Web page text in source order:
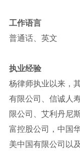
工作语言
普通话、英文
执业经验
杨律师执业以来，
有限公司、信诚人
限公司、艾利丹尼
富控股公司，中国
美中国有限公司以